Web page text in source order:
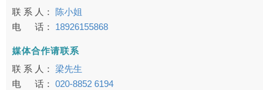
联 系 人：
陈小姐
电 话：
18926155868
媒体合作请联系
联 系 人： 梁先生
电 话： 020-8852 6194